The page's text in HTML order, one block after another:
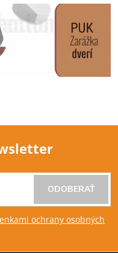
ochrany osobných
ODOBERAŤ